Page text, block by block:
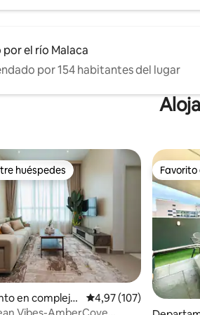
el río Malaca
por 154 habitantes del lugar
huéspedes
huéspedes
en complejo
Impression Cit
Calificación promedio:
4,97 (107)
Favorito